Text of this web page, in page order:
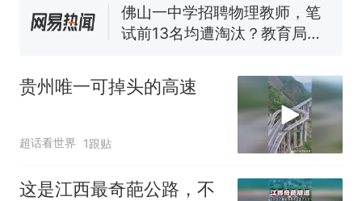
已叫停招聘，成立调查组全面
核查
享界G9车型预售价公布：
43.98万起
因老师一句“跟我回家”改写了
人生
贵州唯一可掉头的高速
超话看世界 1跟贴
这是江西最奇葩公路，不